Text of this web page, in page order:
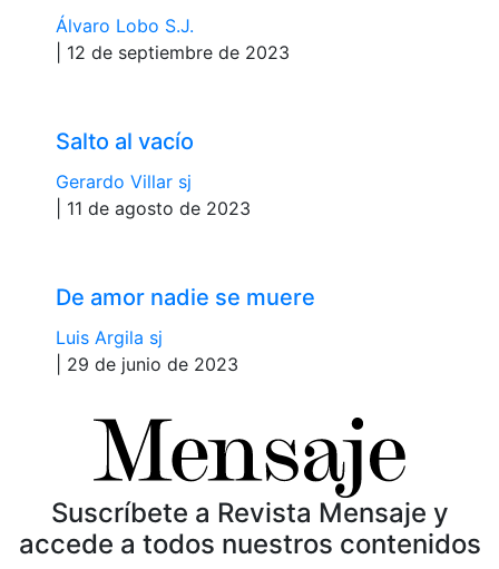
Álvaro Lobo S.J.
| 12 de septiembre de 2023
Salto al vacío
Gerardo Villar sj
| 11 de agosto de 2023
De amor nadie se muere
Luis Argila sj
| 29 de junio de 2023
Suscríbete a Revista Mensaje y
accede a todos nuestros contenidos